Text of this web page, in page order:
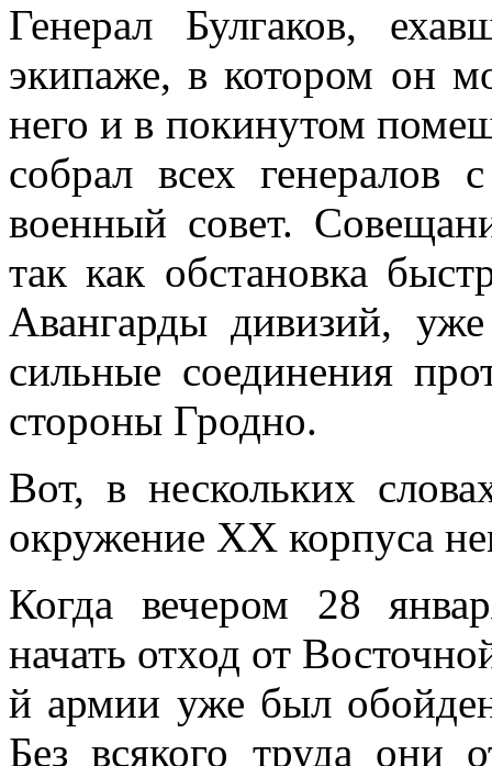
Генерал Булгаков,
экипаже, в котором он
него и в покинутом
собрал всех
воен­ный совет.
так как обстановка
Авангарды дивизий,
сильные соединения
стороны Грод­но.
Вот, в нескольких
окружение XX корпуса
Когда вечером 28
начать отход от
й армии уже был
Без вся­кого труда они